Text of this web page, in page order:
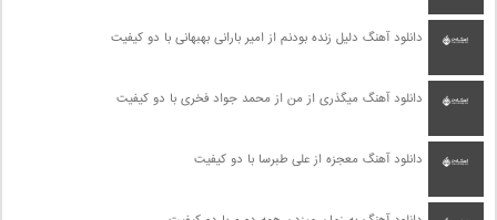
دانلود آهنگ دلیل زنده بودنم از امیر بارانی بهبهانی با دو کیفیت
دانلود آهنگ میگذری از من از محمد جواد فخری با دو کیفیت
دانلود آهنگ معجزه از علی طبرسا با دو کیفیت